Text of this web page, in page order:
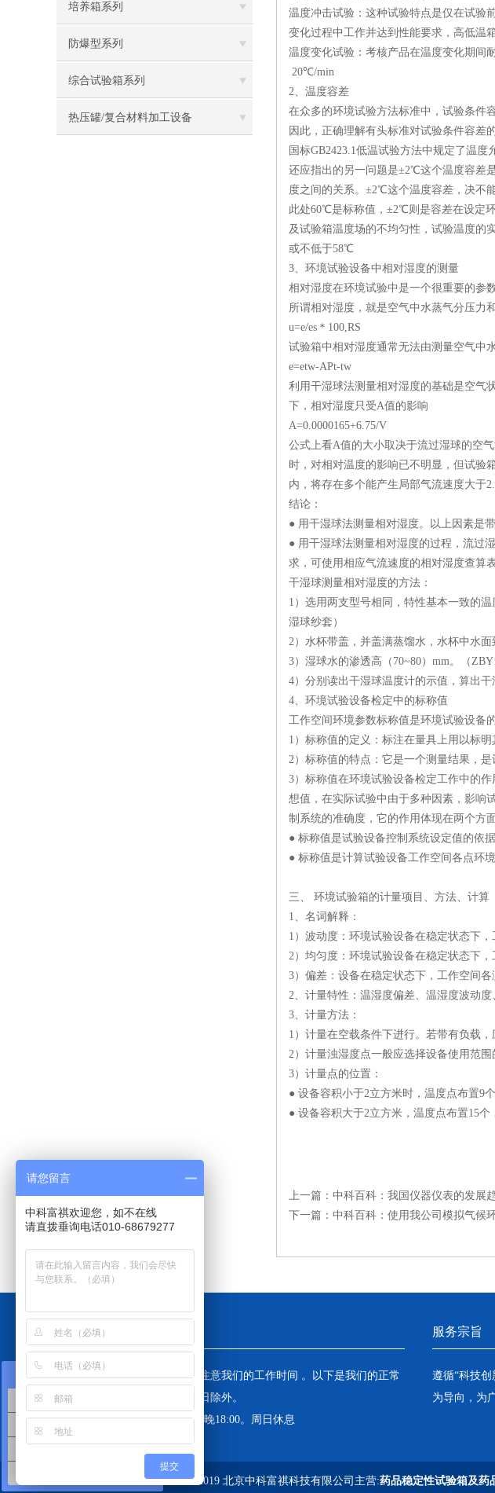
培养箱系列
防爆型系列
综合试验箱系列
热压罐/复合材料加工设备
温度冲击试验：这种试验特点是仅在试验
变化过程中工作并达到性能要求，高低温
温度变化试验：考核产品在温度变化期
20℃/min
2、温度容差
在众多的环境试验方法标准中，试验条件
因此，正确理解有头标准对试验条件容差
国标GB2423.1低温试验方法中规定了温
还应指出的另一问题是±2℃这个温度容差
度之间的关系。±2℃这个温度容差，决不
此处60℃是标称值，±2℃则是容差在设定
及试验箱温度场的不均匀性，试验温度
或不低于58℃
3、环境试验设备中相对湿度的测量
相对湿度在环境试验中是一个很重要的参
所谓相对湿度，就是空气中水蒸气分压力
u=e/es＊100,RS
试验箱中相对湿度通常无法由测量空气中
e=etw-APt-tw
利用干湿球法测量相对湿度的基础是空气
下，相对湿度只受A值的影响
A=0.0000165+6.75/V
公式上看A值的大小取决于流过湿球的空
时，对相对温度的影响已不明显，但试验
内，将存在多个能产生局部气流速度大于
结论：
● 用干湿球法测量相对湿度。以上因素是
● 用干湿球法测量相对湿度的过程，流过
求，可使用相应气流速度的相对湿度查算表
干湿球测量相对湿度的方法：
1）选用两支型号相同，特性基本一致的
湿球纱套）
2）水杯带盖，并盖满蒸馏水，水杯中水面
3）湿球水的渗透高（70~80）mm。（
4）分别读出干湿球温度计的示值，算出干
4、环境试验设备检定中的标称值
工作空间环境参数标称值是环境试验设备
1）标称值的定义：标注在量具上用以标
2）标称值的特点：它是一个测量结果，
3）标称值在环境试验设备检定工作中的
想值，在实际试验中由于多种因素，影响
制系统的准确度，它的作用体现在两个方面
● 标称值是试验设备控制系统设定值的依据
● 标称值是计算试验设备工作空间各点环
三、 环境试验箱的计量项目、方法、计算
1、名词解释：
1）波动度：环境试验设备在稳定状态下
2）均匀度：环境试验设备在稳定状态下
3）偏差：设备在稳定状态下，工作空间
2、计量特性：温湿度偏差、温湿度波动度
3、计量方法：
1）计量在空载条件下进行。若带有负载，
2）计量浊湿度点一般应选择设备使用范
3）计量点的位置：
● 设备容积小于2立方米时，温度点布置9
● 设备容积大于2立方米，温度点布置15个
上一篇： 中科百科：我国仪器仪表的发展
下一篇： 中科百科：使用我公司模拟气候
工作时间
为了避免不必要的等待，敬请注意我们的工作时间 。以下是我们的正常
工作时间，中国大陆法定节假日除外。
工作时间：周一至周六 早8:00-晚18:00。周日休息
服务宗旨
遵循“科技
为导向，为
© 2019 北京中科富祺科技有限公司主营:药品稳定性试验箱及药
在线咨询
销售服务1
销售服务2
请您留言
中科富祺欢迎您，如不在线
请直拨垂询电话010-68679277
提交